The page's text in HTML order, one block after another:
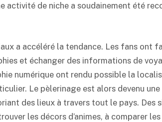
activité de niche a soudainement été
a accéléré la tendance. Les fans ont
et échanger des informations de
numérique ont rendu possible la
Le pèlerinage est alors devenu
des lieux à travers tout le pays. Des
les décors d’animes, à comparer